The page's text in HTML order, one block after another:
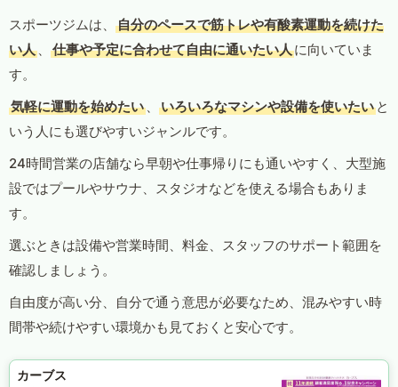
スポーツジムは、
自分のペースで筋トレや有酸素運動を続けた
い人 、 仕事や予定に合わせて自由に通いたい人に向いていま
す。
気軽に運動を始めたい 、 いろいろなマシンや設備を使いたい と
いう人にも選びやすいジャンルです。
24時間営業の店舗なら早朝や仕事帰りにも通いやすく、大型施
設ではプールやサウナ、スタジオなどを使える場合もありま
す。
選ぶときは設備や営業時間、料金、スタッフのサポート範囲を
確認しましょう。
自由度が高い分、自分で通う意思が必要なため、混みやすい時
間帯や続けやすい環境かも見ておくと安心です。
カーブス